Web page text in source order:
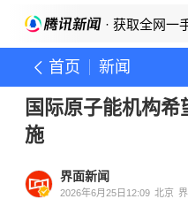
· 获取全网一
首页 新闻
国际原子能机构
施
界面新闻
2026年6月25日12:09 北京